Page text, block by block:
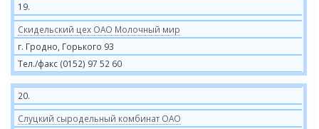
19.
Скидельский цех ОАО Молочный мир
г. Гродно, Горького 93
Тел./факс (0152) 97 52 60
20.
Слуцкий сыродельный комбинат ОАО